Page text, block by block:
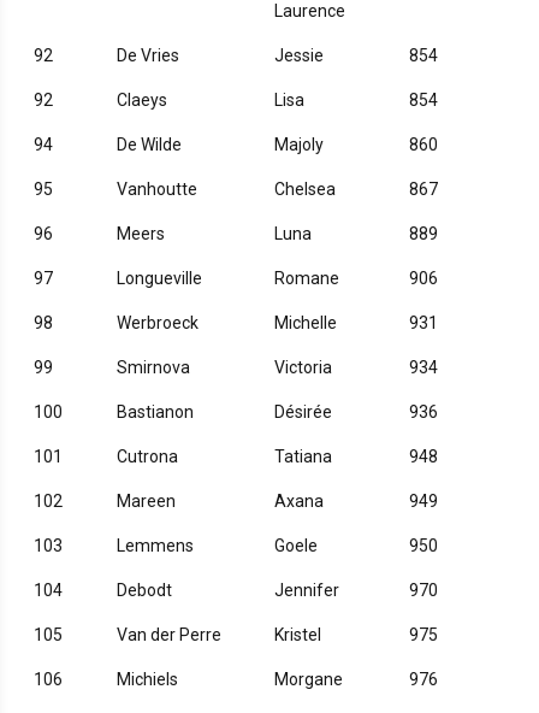
Laurence
92 De Vries Jessie 854
92 Claeys Lisa 854
94 De Wilde Majoly 860
95 Vanhoutte Chelsea 867
96 Meers Luna 889
97 Longueville Romane 906
98 Werbroeck Michelle 931
99 Smirnova Victoria 934
100 Bastianon Désirée 936
101 Cutrona Tatiana 948
102 Mareen Axana 949
103 Lemmens Goele 950
104 Debodt Jennifer 970
105 Van der Perre Kristel 975
106 Michiels Morgane 976